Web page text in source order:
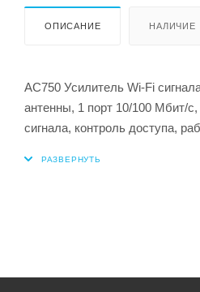
ОПИСАНИЕ НАЛИЧИЕ
AC750 Усилитель Wi-Fi
антенны, 1 порт 10/100 Мбит/
сигнала, контроль доступа,